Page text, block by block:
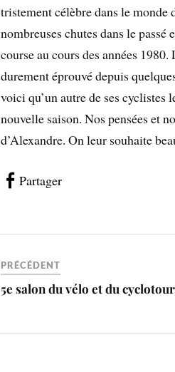
tristement célèbre dans le monde
nombreuses chutes dans le passé
course au cours des années
durement éprouvé depuis
voici qu’un autre de ses cyclistes
nouvelle saison. Nos pensées et
d’Alexandre. On leur souhaite
Partager
PRÉCÉDENT
5e salon du vélo et du